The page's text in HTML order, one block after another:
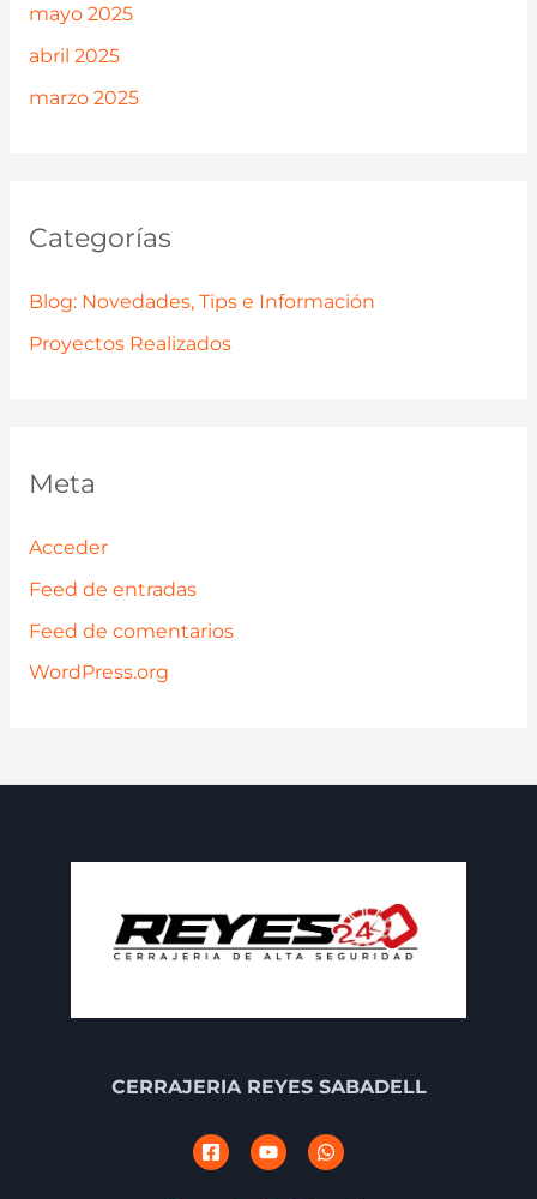
mayo 2025
abril 2025
marzo 2025
Categorías
Blog: Novedades, Tips e Información
Proyectos Realizados
Meta
Acceder
Feed de entradas
Feed de comentarios
WordPress.org
CERRAJERIA REYES SABADELL